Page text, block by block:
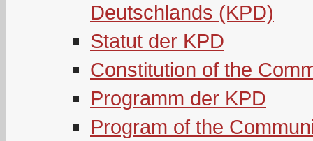
Deutschlands (KPD)
Statut der KPD
Constitution of the
Programm der KPD
Program of the